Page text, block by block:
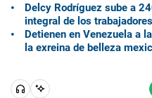
Delcy Rodríguez sube a
integral de los
Detienen en Venezuela a
la exreina de belleza